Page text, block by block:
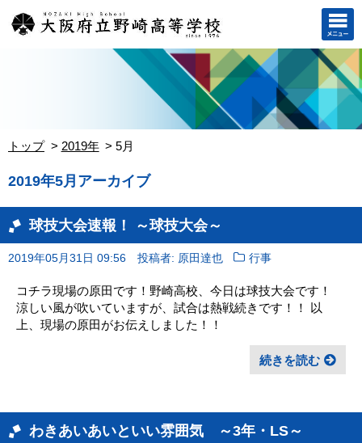
トップ 2019年 5月
2019年5月アーカイブ
球技大会速報！ ～球技大会～
2019年05月31日 09:56 投稿者: 原田達也 行事
コチラ現場の原田です！野崎高校、今日は球技大会です！
涼しい風が吹いていますが、試合は熱戦続きです！！ 以
上、現場の原田がお伝えしました！！
続きを読む
わきあいあいといい雰囲気 ～3年・LS～